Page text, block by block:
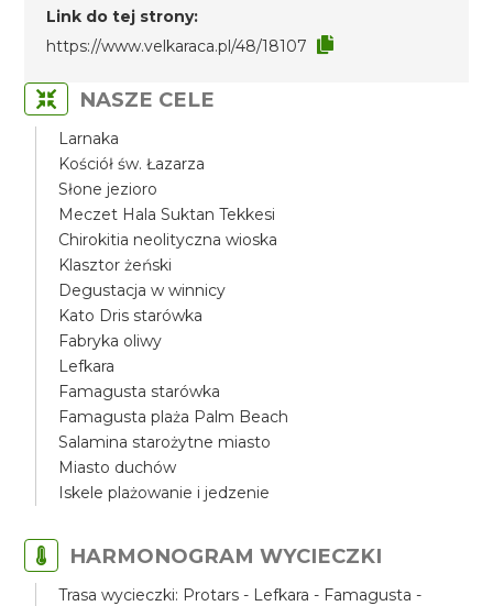
Link do tej strony:
https://www.velkaraca.pl/48/18107
NASZE CELE
Larnaka
Kościół św. Łazarza
Słone jezioro
Meczet Hala Suktan Tekkesi
Chirokitia neolityczna wioska
Klasztor żeński
Degustacja w winnicy
Kato Dris starówka
Fabryka oliwy
Lefkara
Famagusta starówka
Famagusta plaża Palm Beach
Salamina starożytne miasto
Miasto duchów
Iskele plażowanie i jedzenie
HARMONOGRAM WYCIECZKI
Trasa wycieczki: Protars - Lefkara - Famagusta -